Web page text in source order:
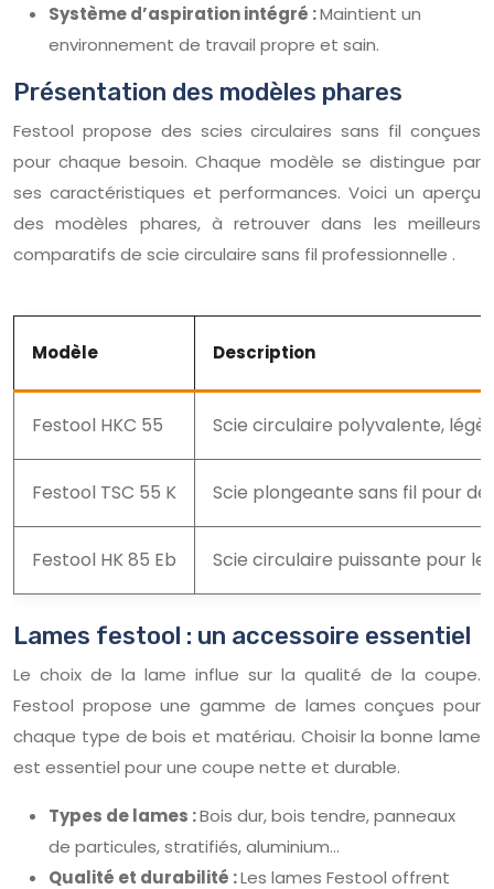
Système d’aspiration intégré :Maintient un
environnement de travail propre et sain.
Présentation des modèles phares
Festool propose des scies circulaires sans fil conçues
pour chaque besoin. Chaque modèle se distingue par
ses caractéristiques et performances. Voici un aperçu
des modèles phares, à retrouver dans les meilleurs
comparatifs de scie circulaire sans fil professionnelle .
Modèle Description
Festool HKC 55 Scie circulaire polyvalente,
Festool TSC 55 K Scie plongeante sans fil pour
Festool HK 85 Eb Scie circulaire puissante pour
Lames festool : un accessoire essentiel
Le choix de la lame influe sur la qualité de la coupe.
Festool propose une gamme de lames conçues pour
chaque type de bois et matériau. Choisir la bonne lame
est essentiel pour une coupe nette et durable.
Types de lames :Bois dur, bois tendre, panneaux
de particules, stratifiés, aluminium…
Qualité et durabilité :Les lames Festool offrent